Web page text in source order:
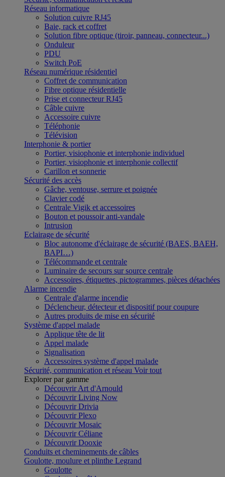
Réseau informatique
Solution cuivre RJ45
Baie, rack et coffret
Solution fibre optique (tiroir, panneau, connecteur...)
Onduleur
PDU
Switch PoE
Réseau numérique résidentiel
Coffret de communication
Fibre optique résidentielle
Prise et connecteur RJ45
Câble cuivre
Accessoire cuivre
Téléphonie
Télévision
Interphonie & portier
Portier, visiophonie et interphonie individuel
Portier, visiophonie et interphonie collectif
Carillon et sonnerie
Sécurité des accès
Gâche, ventouse, serrure et poignée
Clavier codé
Centrale Vigik et accessoires
Bouton et poussoir anti-vandale
Intrusion
Eclairage de sécurité
Bloc autonome d'éclairage de sécurité (BAES, BAEH,
BAPI…)
Télécommande et centrale
Luminaire de secours sur source centrale
Accessoires, étiquettes, pictogrammes, pièces détachées
Alarme incendie
Centrale d'alarme incendie
Déclencheur, détecteur et dispositif pour coupure
Autres produits de mise en sécurité
Système d'appel malade
Applique tête de lit
Appel malade
Signalisation
Accessoires système d'appel malade
Sécurité, communication et réseau Voir tout
Explorer par gamme
Découvrir Art d'Arnould
Découvrir Living Now
Découvrir Drivia
Découvrir Plexo
Découvrir Mosaic
Découvrir Céliane
Découvrir Dooxie
Conduits et cheminements de câbles
Goulotte, moulure et plinthe Legrand
Goulotte